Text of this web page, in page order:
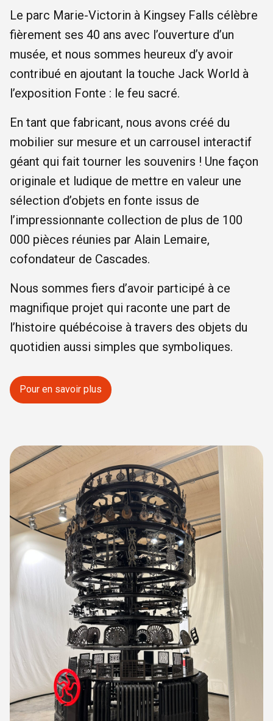
Le parc Marie-Victorin à Kingsey Falls célèbre
fièrement ses 40 ans avec l’ouverture d’un
musée, et nous sommes heureux d’y avoir
contribué en ajoutant la touche Jack World à
l’exposition Fonte : le feu sacré.
En tant que fabricant, nous avons créé du
mobilier sur mesure et un carrousel interactif
géant qui fait tourner les souvenirs ! Une façon
originale et ludique de mettre en valeur une
sélection d’objets en fonte issus de
l’impressionnante collection de plus de 100
000 pièces réunies par Alain Lemaire,
cofondateur de Cascades.
Nous sommes fiers d’avoir participé à ce
magnifique projet qui raconte une part de
l’histoire québécoise à travers des objets du
quotidien aussi simples que symboliques.
Pour en savoir plus